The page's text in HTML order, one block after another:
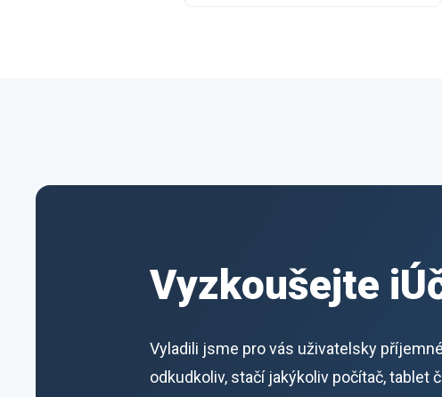
Vyzkoušejte
Vyladili jsme pro vás uživatelsky
odkudkoliv, stačí jakýkoliv počítač,